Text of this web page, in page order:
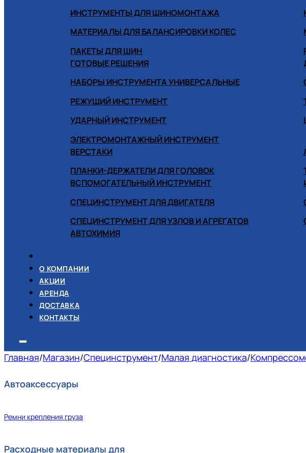
ИНСТРУМЕНТЫ ДЛЯ ШИНОМОНТАЖА
МАТЕРИАЛЫ ДЛЯ БАЛАНСИРОВКИ КОЛЕС
ПАКЕТЫ ДЛЯ ШИН
ГОТОВЫЕ РЕШЕНИЯ
НАБОРЫ ИНСТРУМЕНТА УНИВЕРСАЛЬНЫЕ
РЕЖУЩИЙ ИНСТРУМЕНТ
УДАРНЫЙ ИНСТРУМЕНТ
ЭЛЕКТРОМОНТАЖНЫЙ ИНСТРУМЕНТ
ВЕРСТАКИ
ПЛАНКИ-ДЕРЖАТЕЛИ ДЛЯ ГОЛОВОК
ВСПОМОГАТЕЛЬНЫЙ ИНСТРУМЕНТ
СПЕЦИНСТРУМЕНТ ДЛЯ ДВИГАТЕЛЯ
СПЕЦИНСТРУМЕНТ ДЛЯ УЗЛОВ И АГРЕГАТОВ
АВТОХИМИЯ
О КОМПАНИИ
АКЦИИ
АРЕНДА
ДОСТАВКА
КОНТАКТЫ
Главная/Магазин/Специнструмент/Малая диагностика/
Автоаксессуары
Ремни крепления груза
Расходные материалы для